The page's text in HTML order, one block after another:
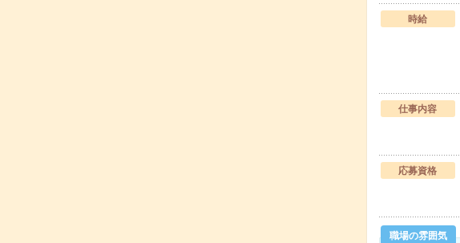
時給
仕事内容
応募資格
職場の雰囲気